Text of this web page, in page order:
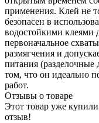
применения. Клей не
безопасен в
водостойкими клеями
первоначальное
размягчения и
питания (разделочные
том, что он идеально
работ.
Отзывы о товаре
Этот товар уже купили
отзыв!